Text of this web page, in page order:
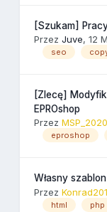
[Szukam]
PrzezJuve,12
seo
[Zlecę]
EPROshop
PrzezMSP_2020
eproshop
Własny
Przez
html php